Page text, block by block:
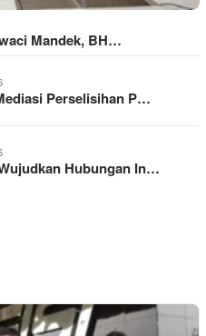
Mandek, BH…
Perselisihan P…
Hubungan In…